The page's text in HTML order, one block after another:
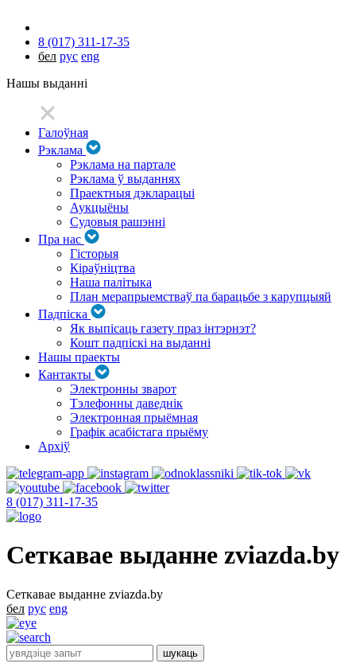
8 (017) 311-17-35
бел рус eng
Нашы выданні
Галоўная
Рэклама
Рэклама на партале
Рэклама ў выданнях
Праектныя дэкларацыі
Аукцыёны
Судовыя рашэнні
Пра нас
Гісторыя
Кіраўніцтва
Наша палітыка
План мерапрыемстваў па барацьбе з карупцыяй
Падпіска
Як выпісаць газету праз інтэрнэт?
Кошт падпіскі на выданні
Нашы праекты
Кантакты
Электронны зварот
Тэлефонны даведнік
Электронная прыёмная
Графік асабістага прыёму
Архіў
8 (017) 311-17-35
Сеткавае выданне zviazda.by
Сеткавае выданне zviazda.by
бел рус eng